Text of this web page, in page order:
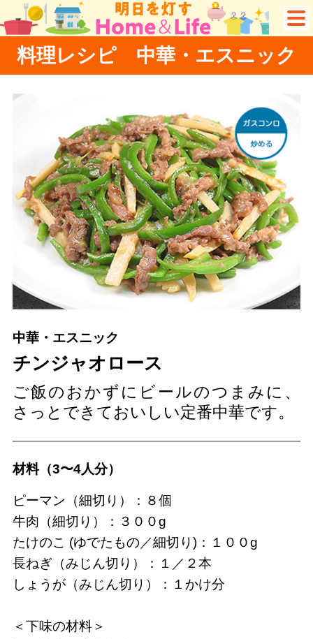
料理レシピ 中華・エスニック
中華・エスニック
チンジャオロース
ご飯のおかずにビールのつまみに、
さっとできておいしい定番中華です。
材料（3〜4人分）
ピーマン（細切り）：８個
牛肉（細切り）：３００g
たけのこ (ゆでたもの／細切り)：１００g
長ねぎ（みじん切り）：１／２本
しょうが（みじん切り）：１かけ分
＜下味の材料＞